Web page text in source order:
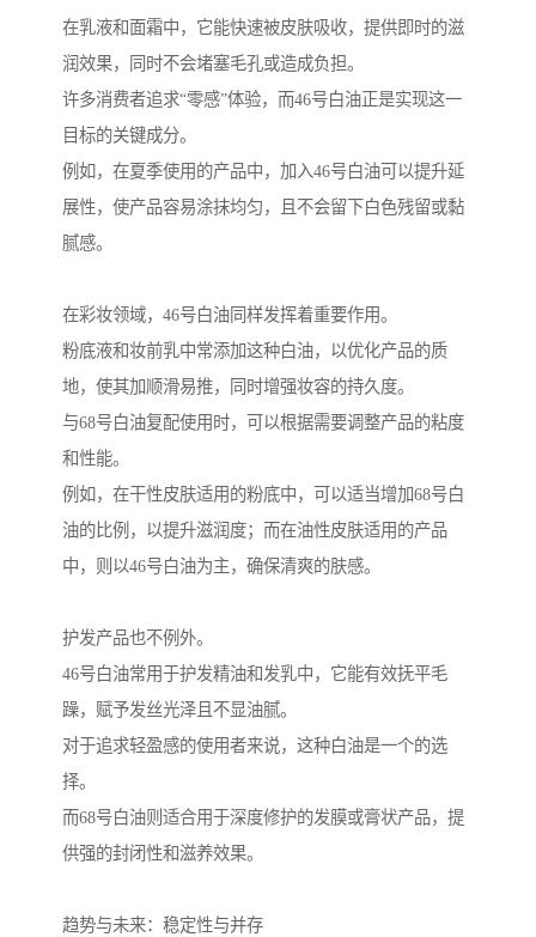
在乳液和面霜中，它能快速被皮肤吸收，提供即时的滋
润效果，同时不会堵塞毛孔或造成负担。
许多消费者追求“零感”体验，而46号白油正是实现这一
目标的关键成分。
例如，在夏季使用的产品中，加入46号白油可以提升延
展性，使产品容易涂抹均匀，且不会留下白色残留或黏
腻感。
在彩妆领域，46号白油同样发挥着重要作用。
粉底液和妆前乳中常添加这种白油，以优化产品的质
地，使其加顺滑易推，同时增强妆容的持久度。
与68号白油复配使用时，可以根据需要调整产品的粘度
和性能。
例如，在干性皮肤适用的粉底中，可以适当增加68号白
油的比例，以提升滋润度；而在油性皮肤适用的产品
中，则以46号白油为主，确保清爽的肤感。
护发产品也不例外。
46号白油常用于护发精油和发乳中，它能有效抚平毛
躁，赋予发丝光泽且不显油腻。
对于追求轻盈感的使用者来说，这种白油是一个的选
择。
而68号白油则适合用于深度修护的发膜或膏状产品，提
供强的封闭性和滋养效果。
趋势与未来：稳定性与并存